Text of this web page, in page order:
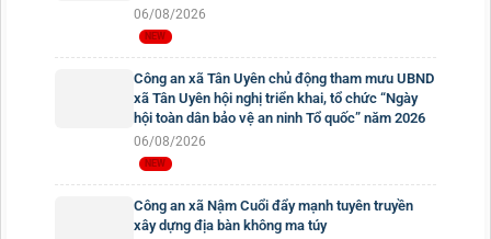
06/08/2026
Công an xã Tân Uyên chủ động tham mưu UBND
xã Tân Uyên hội nghị triển khai, tổ chức “Ngày
hội toàn dân bảo vệ an ninh Tổ quốc” năm 2026
06/08/2026
Công an xã Nậm Cuổi đẩy mạnh tuyên truyền
xây dựng địa bàn không ma túy